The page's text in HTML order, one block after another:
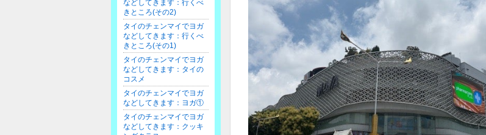
などしてきます：行くべ
きところ(その2)
タイのチェンマイでヨガ
などしてきます：行くべ
きところ(その1)
タイのチェンマイでヨガ
などしてきます：タイの
コスメ
タイのチェンマイでヨガ
などしてきます：ヨガ①
タイのチェンマイでヨガ
などしてきます：クッキ